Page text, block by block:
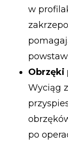
w
Obrzęki
Wyciąg
po